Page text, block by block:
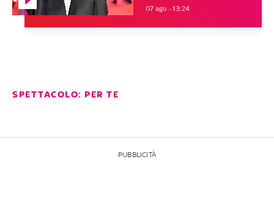
07 ago - 13:24
SPETTACOLO: PER TE
PUBBLICITÀ